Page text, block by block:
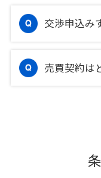
交渉申込み
売買契約は